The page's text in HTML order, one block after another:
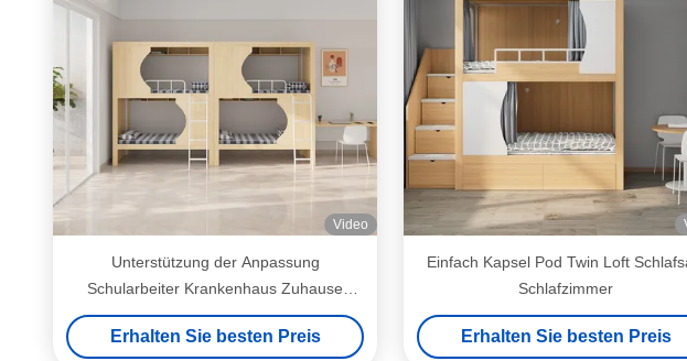
Video
Unterstützung der Anpassung
Schularbeiter Krankenhaus Zuhause
Schlafsaal Metall stabil Student Holz
Lagerhaus Dachbett
Erhalten Sie besten Preis
Einfach Kapsel Pod Twin Loft
Schlafzimmer
Erhalten Sie besten Preis